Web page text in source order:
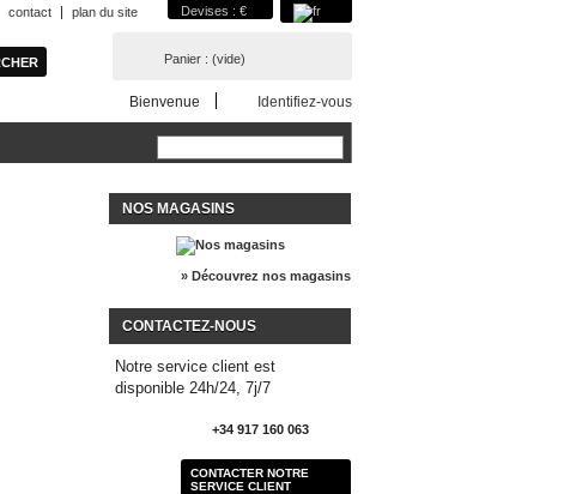
Devises : €
contact plan du site
Panier : (vide)
Bienvenue Identifiez-vous
NOS MAGASINS
» Découvrez nos magasins
CONTACTEZ-NOUS
Notre service client est
disponible 24h/24, 7j/7
+34 917 160 063
CONTACTER NOTRE
SERVICE CLIENT